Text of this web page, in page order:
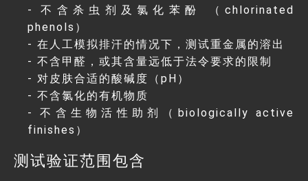
- 不含杀虫剂及氯化苯酚 （chlorinated
phenols）
- 在人工模拟排汗的情况下，测试重金属的溶出
- 不含甲醛，或其含量远低于法令要求的限制
- 对皮肤合适的酸碱度（pH）
- 不含氯化的有机物质
- 不含生物活性助剂（biologically active
finishes）
测试验证范围包含